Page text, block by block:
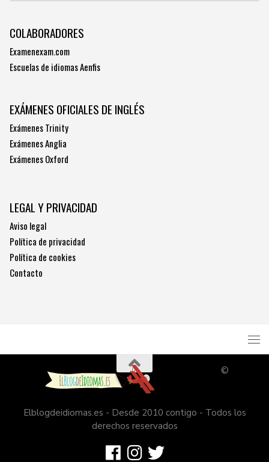
COLABORADORES
Examenexam.com
Escuelas de idiomas Aenfis
EXÁMENES OFICIALES DE INGLÉS
Exámenes Trinity
Exámenes Anglia
Exámenes Oxford
LEGAL Y PRIVACIDAD
Aviso legal
Política de privacidad
Política de cookies
Contacto
©
Elblogdeidiomas.es - Desde 2010 contigo - Todos los
derechos reservados